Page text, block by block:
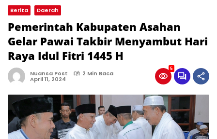
Berita Daerah
Pemerintah Kabupaten Asahan
Gelar Pawai Takbir Menyambut Hari
Raya Idul Fitri 1445 H
Nuansa Post 2 Min Baca
April 11, 2024
5